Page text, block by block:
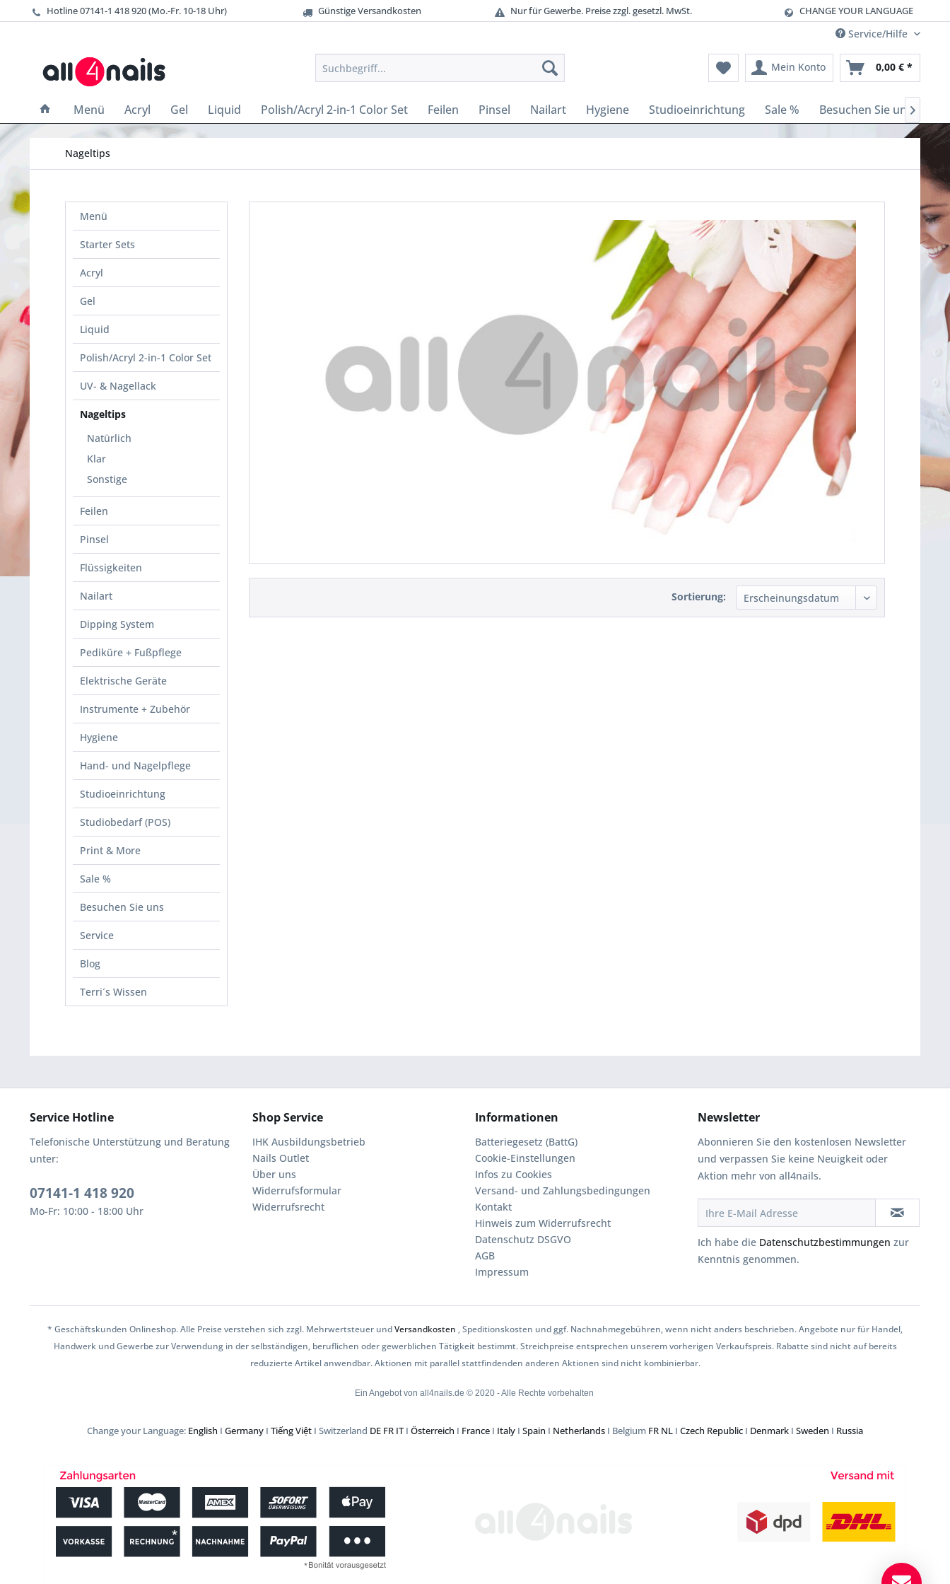
Hotline 07141-1 418 920 (Mo.-Fr. 10-18 Uhr) Günstige Versandkosten Nur für Gewerbe. Preise zzgl. gesetzl. MwSt. CHANGE YOUR LANGUAGE
Service/Hilfe
Mein Konto 0,00 € *
Menü Acryl Gel Liquid Polish/Acryl 2-in-1 Color Set Feilen Pinsel Nailart Hygiene Studioeinrichtung Sale % Besuchen Sie uns
Nageltips
Menü
Starter Sets
Acryl
Gel
Liquid
Polish/Acryl 2-in-1 Color Set
UV- & Nagellack
Nageltips
Natürlich
Klar
Sonstige
Feilen
Pinsel
Flüssigkeiten
Nailart
Dipping System
Pediküre + Fußpflege
Elektrische Geräte
Instrumente + Zubehör
Hygiene
Hand- und Nagelpflege
Studioeinrichtung
Studiobedarf (POS)
Print & More
Sale %
Besuchen Sie uns
Service
Blog
Terri´s Wissen
Sortierung:
Service Hotline
Telefonische Unterstützung und Beratung
unter:
07141-1 418 920
Mo-Fr: 10:00 - 18:00 Uhr
Shop Service
IHK Ausbildungsbetrieb
Nails Outlet
Über uns
Widerrufsformular
Widerrufsrecht
Informationen
Batteriegesetz (BattG)
Cookie-Einstellungen
Infos zu Cookies
Versand- und Zahlungsbedingungen
Kontakt
Hinweis zum Widerrufsrecht
Datenschutz DSGVO
AGB
Impressum
Newsletter
Abonnieren Sie den kostenlosen Newsletter
und verpassen Sie keine Neuigkeit oder
Aktion mehr von all4nails.
Ich habe die Datenschutzbestimmungen zur
Kenntnis genommen.
* Geschäftskunden Onlineshop. Alle Preise verstehen sich zzgl. Mehrwertsteuer undVersandkosten , Speditionskosten und ggf. Nachnahmegebühren, wenn nicht anders beschrieben. Angebote nur für Handel,
Handwerk und Gewerbe zur Verwendung in der selbständigen, beruflichen oder gewerblichen Tätigkeit bestimmt. Streichpreise entsprechen unserem vorherigen Verkaufspreis. Rabatte sind nicht auf bereits
reduzierte Artikel anwendbar. Aktionen mit parallel stattfindenden anderen Aktionen sind nicht kombinierbar.
Ein Angebot von all4nails.de © 2020 - Alle Rechte vorbehalten
Change your Language: English I Germany I Tiếng Việt I Switzerland DE FR IT I Österreich I France I Italy I Spain I Netherlands I Belgium FR NL I Czech Republic I Denmark I Sweden I Russia